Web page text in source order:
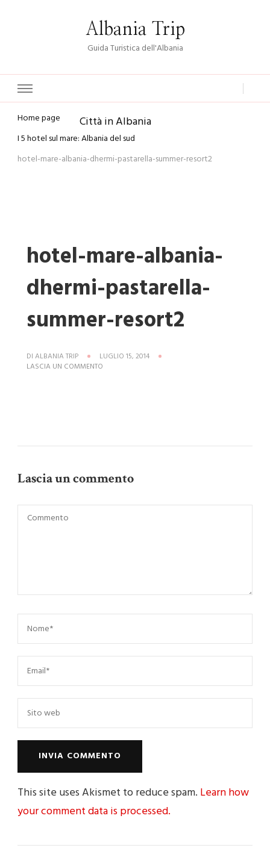
Albania Trip
Guida Turistica dell'Albania
Home page Città in Albania
I 5 hotel sul mare: Albania del sud
hotel-mare-albania-dhermi-pastarella-summer-resort2
hotel-mare-albania-
dhermi-pastarella-
summer-resort2
DI ALBANIA TRIP
LUGLIO 15, 2014
LASCIA UN COMMENTO
Lascia un commento
This site uses Akismet to reduce spam. Learn how
your comment data is processed.